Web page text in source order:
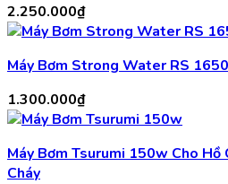
2.250.000₫
Máy Bơm Strong Water RS
1.300.000₫
Máy Bơm Tsurumi 150w Cho Hồ
Cháy